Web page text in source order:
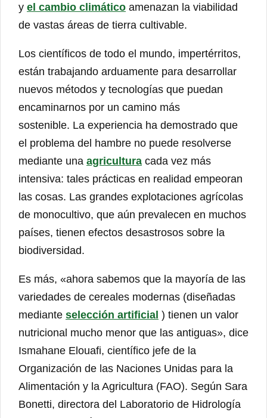
y el cambio climático amenazan la viabilidad
de vastas áreas de tierra cultivable.
Los científicos de todo el mundo, impertérritos,
están trabajando arduamente para desarrollar
nuevos métodos y tecnologías que puedan
encaminarnos por un camino más
sostenible. La experiencia ha demostrado que
el problema del hambre no puede resolverse
mediante una agricultura cada vez más
intensiva: tales prácticas en realidad empeoran
las cosas. Las grandes explotaciones agrícolas
de monocultivo, que aún prevalecen en muchos
países, tienen efectos desastrosos sobre la
biodiversidad.
Es más, «ahora sabemos que la mayoría de las
variedades de cereales modernas (diseñadas
mediante selección artificial ) tienen un valor
nutricional mucho menor que las antiguas», dice
Ismahane Elouafi, científico jefe de la
Organización de las Naciones Unidas para la
Alimentación y la Agricultura (FAO). Según Sara
Bonetti, directora del Laboratorio de Hidrología